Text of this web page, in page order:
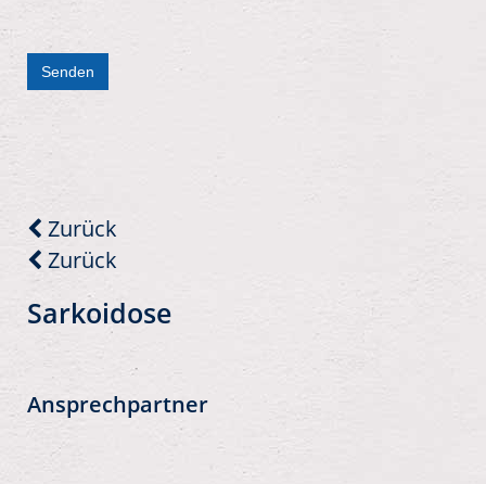
Senden
Zurück
Zurück
Sarkoidose
Ansprechpartner